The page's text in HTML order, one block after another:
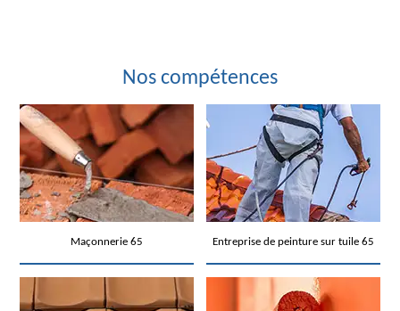
Nos compétences
Maçonnerie 65 Entreprise de peinture sur tuile 65